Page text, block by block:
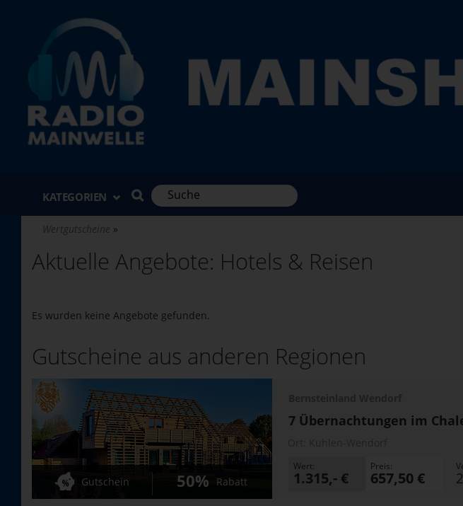
KATEGORIEN
Wertgutscheine
Aktuelle Angebote: Hotels & Reisen
Es wurden keine Angebote gefunden.
Gutscheine aus anderen Regionen
7 Übernachtungen im
Gutschein 50% Rabatt
Wert:
1.315,- €
Preis:
657,50 € 2